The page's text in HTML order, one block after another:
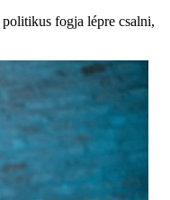
politikus fogja lépre csalni,